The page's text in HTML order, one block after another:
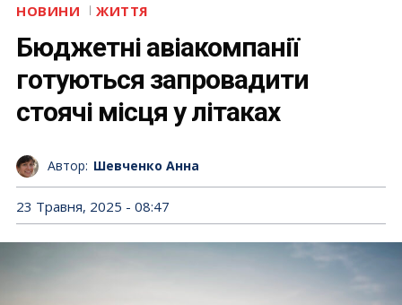
НОВИНИ ЖИТТЯ
Бюджетні авіакомпанії
готуються запровадити
стоячі місця у літаках
Автор: Шевченко Анна
23 Травня, 2025 - 08:47